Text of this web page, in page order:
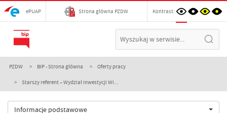
ePUAP Strona główna PZDW Kontrast:
PZDW BIP - Strona główna Oferty pracy
Starszy referent – Wydział Inwestycji Wi...
Informacje podstawowe